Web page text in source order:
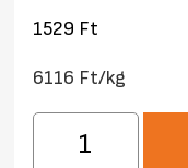
1529 Ft
6116 Ft/kg
Diótöltelék